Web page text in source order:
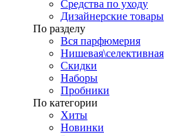
Средства по уходу
Дизайнерские товары
По разделу
Вся парфюмерия
Нишевая\селективная
Скидки
Наборы
Пробники
По категории
Хиты
Новинки